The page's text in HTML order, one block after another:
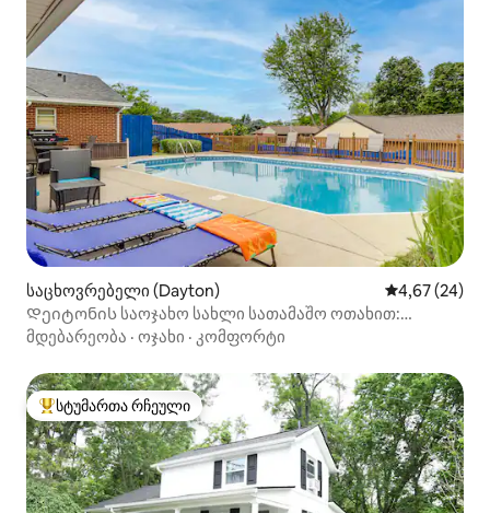
საცხოვრებელი (Dayton) საშუალო
4,67 (24)
Დეიტონის საოჯახო სახლი სათამაშო ოთახით:
გასეირნება სითი პარკში
მდებარეობა · ოჯახი · კომფორტი
სტუმართა რჩეული მოწინავე ვარიანტი
სტუმართა რჩეული